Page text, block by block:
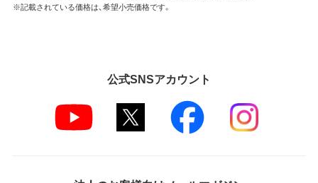
※記載されている価格は、希望小売価格です。
公式SNSアカウント